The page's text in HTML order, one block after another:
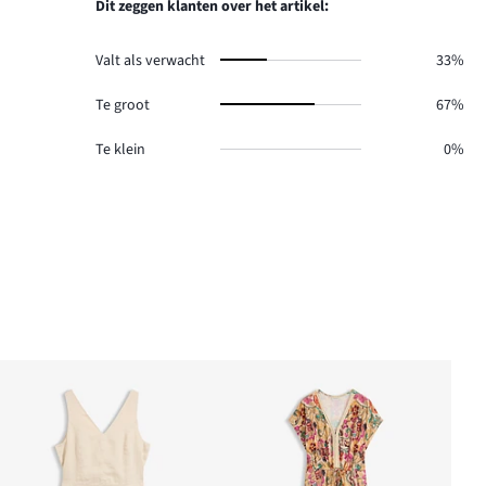
Dit zeggen klanten over het artikel:
Valt als verwacht 33%
Te groot 67%
Te klein 0%